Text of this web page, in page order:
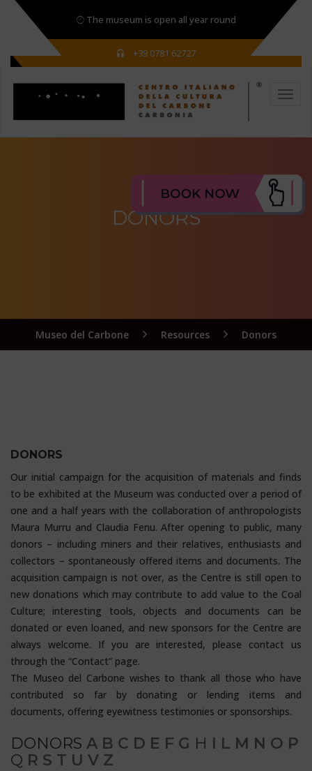
The museum is open all year round
+39 0781 62727
DONORS
Museo del Carbone Resources Donors
DONORS
Our initial campaign for the acquisition of materials and finds
to be exhibited at the Museum was conducted over a period of
one and a half years with the collaboration of anthropologists
Maura Murru and Claudia Fenu. After opening to public, many
donors – including miners and their relatives, enthusiasts and
collectors – spontaneously offered items and documents. The
acquisition campaign is not over, as the Centre is still open to
new donations which may contribute to add value to the Coal
Culture; interesting tools, objects and documents can be
donated or even loaned, and new sponsors for the Centre are
always welcome. If you are interested, please contact us
through the “Contact” page.
The Museo del Carbone wishes to thank all those who have
contributed so far by donating or lending items and
documents, offering eyewitness testimonies or sponsorships.
DONORS A B C D E F G H I L M N O P
Q R S T U V Z